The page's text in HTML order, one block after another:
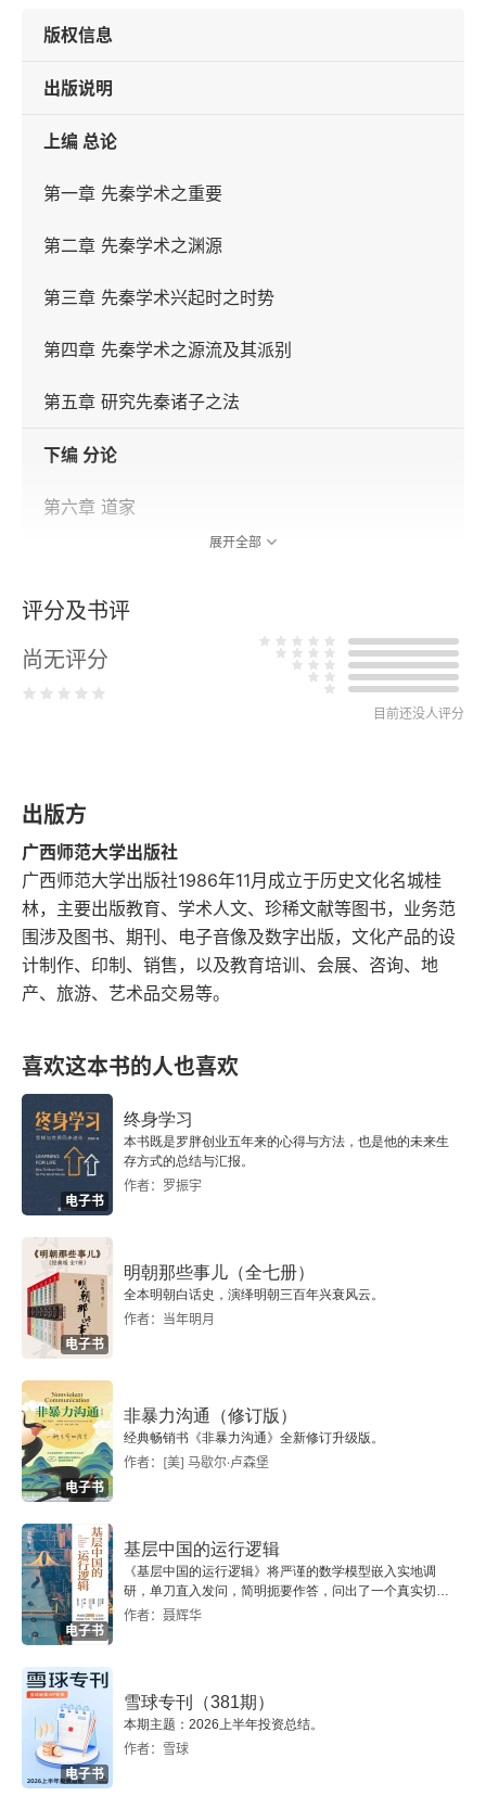
版权信息
出版说明
上编 总论
第一章 先秦学术之重要
第二章 先秦学术之渊源
第三章 先秦学术兴起时之时势
第四章 先秦学术之源流及其派别
第五章 研究先秦诸子之法
下编 分论
第六章 道家
第八章 法家
第九章 名家
第十二章 兵家
第十三章 农家
第十四章 阴阳数术
第十五章 方技
第十七章 杂家
展开全部
评分及书评
尚无评分
目前还没人评分
出版方
广西师范大学出版社
广西师范大学出版社1986年11月成立于历史文化名城桂
林，主要出版教育、学术人文、珍稀文献等图书，业务范
围涉及图书、期刊、电子音像及数字出版，文化产品的设
计制作、印制、销售，以及教育培训、会展、咨询、地
产、旅游、艺术品交易等。
喜欢这本书的人也喜欢
电子书
终身学习
本书既是罗胖创业五年来的心得与方法，也是他的未来生
存方式的总结与汇报。
作者：罗振宇
电子书
明朝那些事儿（全七册）
全本明朝白话史，演绎明朝三百年兴衰风云。
作者：当年明月
电子书
非暴力沟通（修订版）
经典畅销书《非暴力沟通》全新修订升级版。
作者：[美] 马歇尔·卢森堡
电子书
基层中国的运行逻辑
《基层中国的运行逻辑》将严谨的数学模型嵌入实地调
研，单刀直入发问，简明扼要作答，问出了一个真实切近
的基层中国。
作者：聂辉华
电子书
雪球专刊（381期）
本期主题：2026上半年投资总结。
作者：雪球